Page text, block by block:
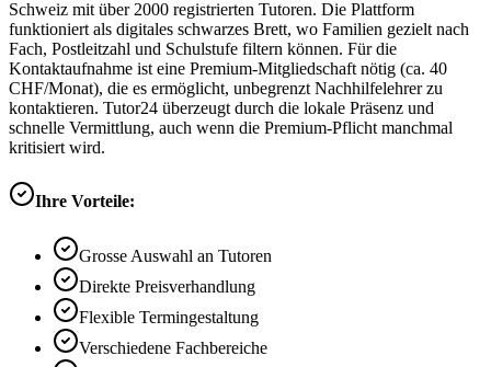
Schweiz mit über 2000 registrierten Tutoren. Die Plattform
funktioniert als digitales schwarzes Brett, wo Familien gezielt nach
Fach, Postleitzahl und Schulstufe filtern können. Für die
Kontaktaufnahme ist eine Premium-Mitgliedschaft nötig (ca. 40
CHF/Monat), die es ermöglicht, unbegrenzt Nachhilfelehrer zu
kontaktieren. Tutor24 überzeugt durch die lokale Präsenz und
schnelle Vermittlung, auch wenn die Premium-Pflicht manchmal
kritisiert wird.
Ihre Vorteile:
Grosse Auswahl an Tutoren
Direkte Preisverhandlung
Flexible Termingestaltung
Verschiedene Fachbereiche